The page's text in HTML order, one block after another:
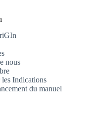
nous
Indications
du manuel